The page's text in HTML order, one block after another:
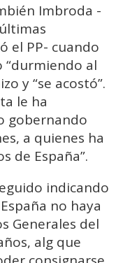
Imbroda -
el PP- cuando
al
y “se acostó”.
le ha
gobernando
a quienes ha
de España”.
indicando
no haya
Generales del
alg que